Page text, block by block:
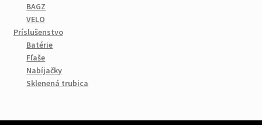
BAGZ
VELO
Príslušenstvo
Batérie
Fľaše
Nabíjačky
Sklenená trubica